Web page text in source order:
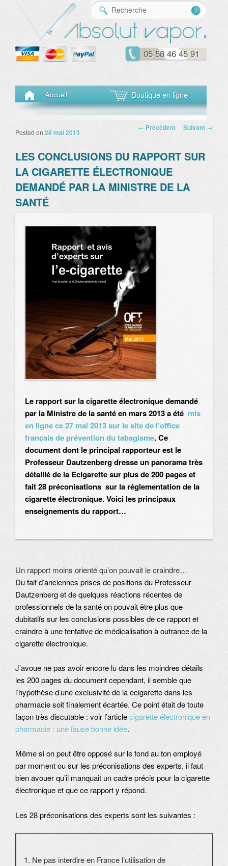
05 58 46 45 91
Menu principal
Aller au contenu principal
Aller au contenu secondaire
Accueil Boutique en ligne
Navigation des
← Précédent Suivant →
LES CONCLUSIONS DU RAPPORT SUR
LA CIGARETTE ÉLECTRONIQUE
DEMANDÉ PAR LA MINISTRE DE LA
SANTÉ
Posted on 28 mai 2013
Le rapport sur la cigarette électronique demandé
par la Ministre de la santé en mars 2013 a été mis
en ligne ce 27 mai 2013 sur le site de l’office
français de prévention du tabagisme. Ce
document dont le principal rapporteur est le
Professeur Dautzenberg dresse un panorama très
détaillé de la Ecigarette sur plus de 200 pages et
fait 28 préconisations sur la réglementation de la
cigarette électronique. Voici les principaux
enseignements du rapport…
Un rapport moins orienté qu’on pouvait le craindre…
Du fait d’anciennes prises de positions du Professeur
Dautzenberg et de quelques réactions récentes de
professionnels de la santé on pouvait être plus que
dubitatifs sur les conclusions possibles de ce rapport et
craindre à une tentative de médicalisation à outrance de la
cigarette électronique.
J’avoue ne pas avoir encore lu dans les moindres détails
les 200 pages du document cependant, il semble que
l’hypothèse d’une exclusivité de la ecigarette dans les
pharmacie soit finalement écartée. Ce point était de toute
façon très discutable : voir l’articlecigarette électronique en
pharmacie : une fause bonne idée.
Même si on peut être opposé sur le fond au ton employé
par moment ou sur les préconisations des experts, il faut
bien avouer qu’il manquait un cadre précis pour la cigarette
électronique et que ce rapport y répond.
Les 28 préconisations des experts sont les suivantes :
1. Ne pas interdire en France l’utilisation de